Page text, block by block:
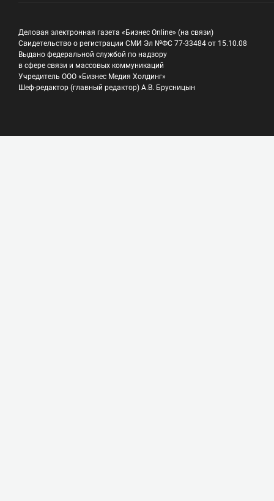
Деловая электронная газета «Бизнес Online» (на связи)
Свидетельство о регистрации СМИ Эл №ФС 77-33484 от 15.10.08
Выдано федеральной службой по надзору
в сфере связи и массовых коммуникаций
Учредитель ООО «Бизнес Медия Холдинг»
Шеф-редактор (главный редактор) А.В. Брусницын